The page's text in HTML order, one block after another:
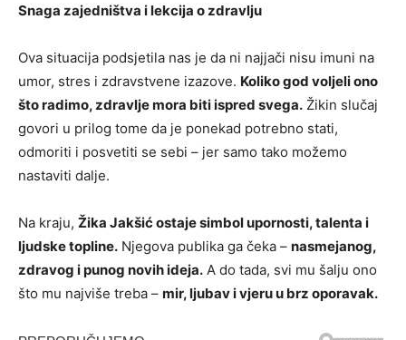
Snaga zajedništva i lekcija o zdravlju
Ova situacija podsjetila nas je da ni najjači nisu imuni na
umor, stres i zdravstvene izazove. Koliko god voljeli ono
što radimo, zdravlje mora biti ispred svega. Žikin slučaj
govori u prilog tome da je ponekad potrebno stati,
odmoriti i posvetiti se sebi – jer samo tako možemo
nastaviti dalje.
Na kraju, Žika Jakšić ostaje simbol upornosti, talenta i
ljudske topline. Njegova publika ga čeka – nasmejanog,
zdravog i punog novih ideja. A do tada, svi mu šalju ono
što mu najviše treba – mir, ljubav i vjeru u brz oporavak.